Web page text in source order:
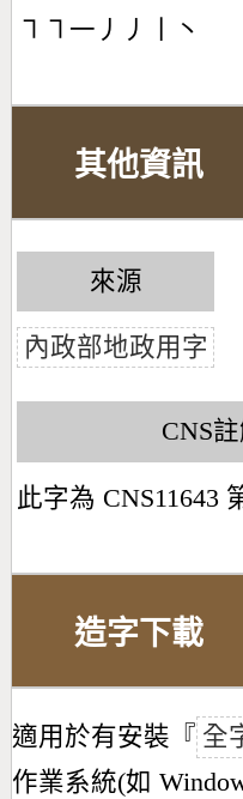
㇕㇕一丿丿丨丶
其他資訊
來源
內政部地政用字
CNS
此字為 CNS11643
造字下載
適用於有安裝『 全
作業系統(如